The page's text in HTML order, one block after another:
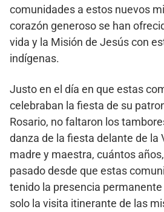
comunidades a estos nuevos
corazón generoso se han
vida y la Misión de Jesús con
indígenas.
Justo en el día en que estas
celebraban la fiesta de su
Rosario, no faltaron los
danza de la fiesta delante de la
madre y maestra, cuántos
pasado desde que estas
tenido la presencia
solo la visita itinerante de las